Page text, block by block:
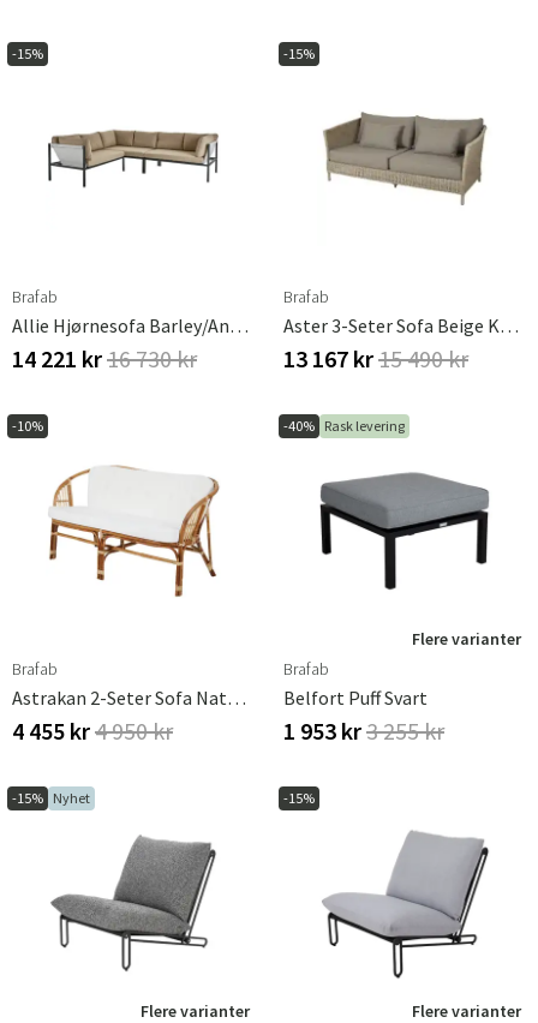
-15%
Brafab
Allie Hjørnesofa Barley/Anthracite
14 221 kr16 730 kr
-15%
Brafab
Aster 3-Seter Sofa Beige Kunstrotting Inkl. Puter Brafab
13 167 kr15 490 kr
-10%
Brafab
Astrakan 2-Seter Sofa Natur/hvit Brafab
4 455 kr4 950 kr
-40% Rask levering
Flere varianter
Brafab
Belfort Puff Svart
1 953 kr3 255 kr
-15% Nyhet
Flere varianter
-15%
Flere varianter